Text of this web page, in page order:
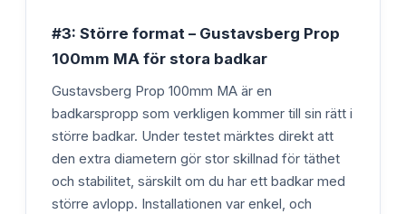
#3: Större format – Gustavsberg Prop
100mm MA för stora badkar
Gustavsberg Prop 100mm MA är en
badkarspropp som verkligen kommer till sin rätt i
större badkar. Under testet märktes direkt att
den extra diametern gör stor skillnad för täthet
och stabilitet, särskilt om du har ett badkar med
större avlopp. Installationen var enkel, och